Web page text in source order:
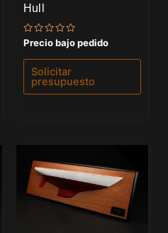
Hull
Valorado
con
0
de
Precio bajo pedido
Solicitar
presupuesto